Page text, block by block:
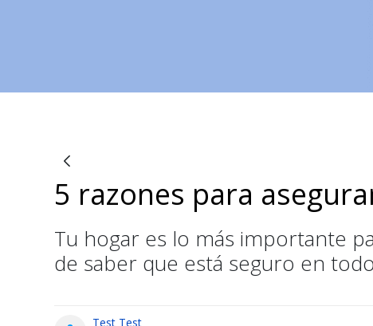
ブログ
5 razones para
Tu hogar es lo más importante
de saber que está seguro en
Test Test